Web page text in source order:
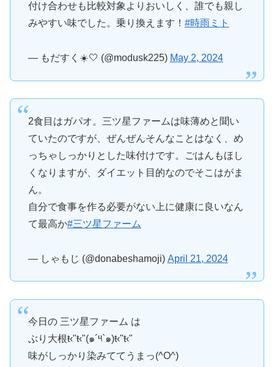
付け合わせも比較対象よりおいしく、誰でも親し
みやすい味でした。乗り換えます！ #時雨ミト
— もだすく☀️🤍 (@modusk225) May 2, 2024
2食目はガパオ。三ツ星ファームは味薄めと聞い
ていたのですが、ぜんぜんそんなことはなく、め
っちゃしっかりとした味付けです。ごはんもほし
くなりますが、ダイエット目的なのでそこはがま
ん。
自分で食事を作る必要がない上に健康に良いなん
て最高か#三ツ星ファーム
— しゃもじ (@donabeshamoji) April 21, 2024
今日の 三ツ星ファーム は
ぶり大根ŧ‹"ŧ‹"(๑´༥`๑)ŧ‹"ŧ‹"
味がしっかり染みててうまっ(^O^)